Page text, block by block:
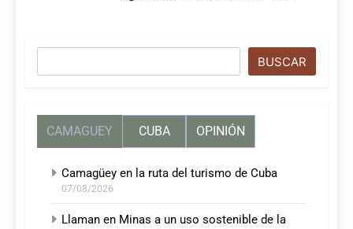
BUSCAR
CAMAGUEY CUBA OPINIÓN
Camagüey en la ruta del turismo de Cuba
07/08/2026
Llaman en Minas a un uso sostenible de la